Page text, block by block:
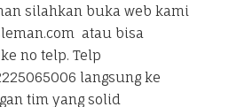
silahkan buka web kami
atau bisa
no telp. Telp
langsung ke
tim yang solid